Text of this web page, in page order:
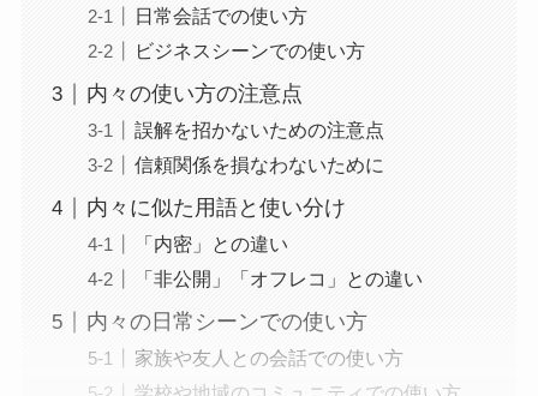
日常会話での使い方
ビジネスシーンでの使い方
内々の使い方の注意点
誤解を招かないための注意点
信頼関係を損なわないために
内々に似た用語と使い分け
「内密」との違い
「非公開」「オフレコ」との違い
内々の日常シーンでの使い方
家族や友人との会話での使い方